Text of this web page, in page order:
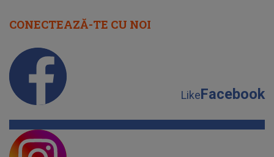
CONECTEAZĂ-TE CU NOI
LikeFacebook